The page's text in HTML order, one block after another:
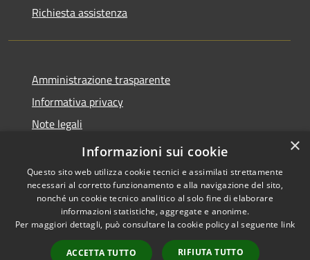
Richiesta assistenza
Amministrazione trasparente
Informativa privacy
Note legali
Dichiarazione di accessibilità
Accessibilità
Copyright © 2026 • Comune di
Casalbordino • Powered by
Municipium•
Accesso
×
Informazioni sui cookie
Questo sito web utilizza cookie tecnici e assimilati strettamente
necessari al corretto funzionamento e alla navigazione del sito,
nonché un cookie tecnico analitico al solo fine di elaborare
informazioni statistiche, aggregate e anonime.
Per maggiori dettagli, può consultare la cookie policy al seguente link
ACCETTA TUTTO RIFIUTA TUTTO